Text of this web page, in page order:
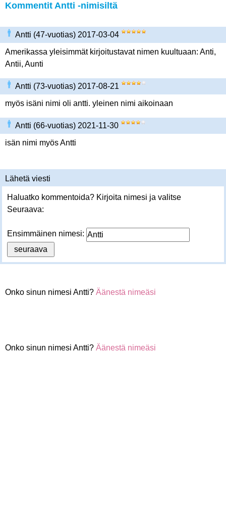
Kommentit Antti -nimisiltä
Antti (47-vuotias) 2017-03-04
Amerikassa yleisimmät kirjoitustavat nimen kuultuaan: Anti,
Antii, Aunti
Antti (73-vuotias) 2017-08-21
myös isäni nimi oli antti. yleinen nimi aikoinaan
Antti (66-vuotias) 2021-11-30
isän nimi myös Antti
Lähetä viesti
Haluatko kommentoida? Kirjoita nimesi ja valitse
Seuraava:
Ensimmäinen nimesi:
Onko sinun nimesi Antti? Äänestä nimeäsi
Onko sinun nimesi Antti? Äänestä nimeäsi